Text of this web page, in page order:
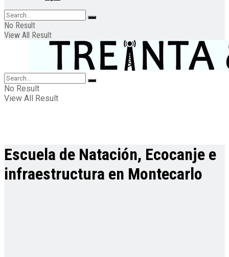
No Result
View All Result
No Result
View All Result
Escuela de Natación, Ecocanje e
infraestructura en Montecarlo